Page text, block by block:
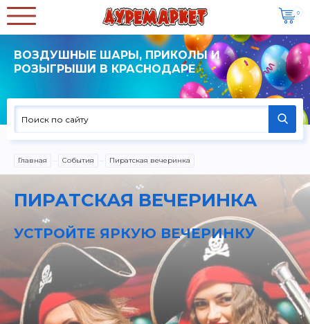
0
ВОЗДУШНЫЕ ШАРЫ, ПРИКОЛЫ И
РОЗЫГРЫШИ В КРАСНОДАРЕ
Главная События Пиратская вечеринка
ПИРАТСКАЯ ВЕЧЕРИНКА
УСТРОЙТЕ ЯРКУЮ ВЕЧЕРИНКУ